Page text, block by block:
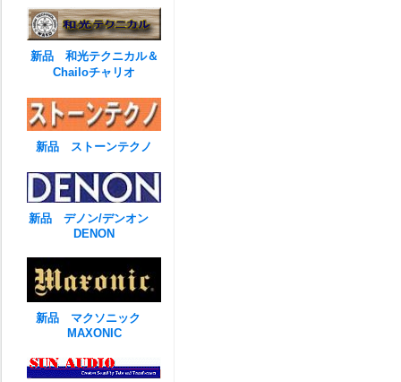
新品 和光テクニカル＆
Chailoチャリオ
新品 ストーンテクノ
新品 デノン/デンオン
DENON
新品 マクソニック
MAXONIC